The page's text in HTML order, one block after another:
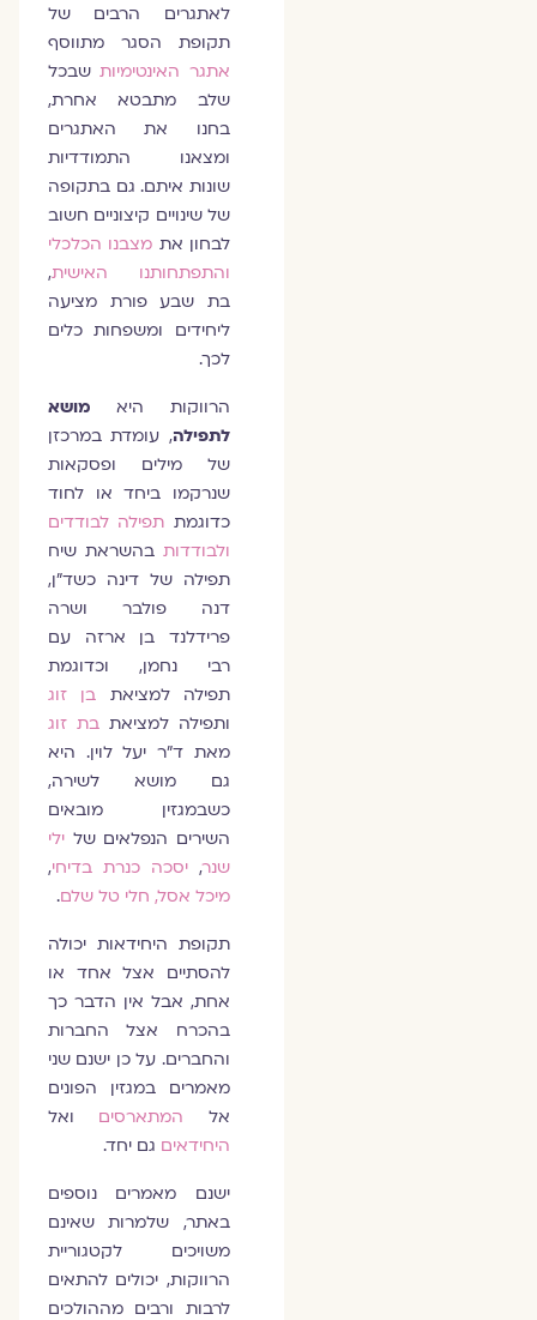
לאתגרים הרבים של
תקופת הסגר מתווסף
אתגר האינטימיותשבכל
שלב מתבטא אחרת,
בחנו את האתגרים
ומצאנו התמודדיות
שונות איתם. גם בתקופה
של שינויים קיצוניים חשוב
לבחון אתמצבנו הכלכלי
והתפתחותנו האישית,
בת שבע פורת מציעה
ליחידים ומשפחות כלים
לכך.
הרווקות היא
מושא
לתפילה, עומדת במרכזן
של מילים ופסקאות
שנרקמו ביחד או לחוד
כדוגמתתפילה לבודדים
ולבודדותבהשראת שיח
תפילה של דינה כשד"ן,
דנה פולבר ושרה
פרידלנד בן ארזה עם
רבי נחמן, וכדוגמת
תפילה למציאת בן זוג
ותפילה למציאתבת זוג
מאת ד"ר יעל לוין. היא
גם מושא לשירה,
כשבמגזין מובאים
השירים הנפלאים שלילי
שנר,יסכה כנרת בדיחי,
מיכל אסל, חלי טל שלם.
תקופת היחידאות יכולה
להסתיים אצל אחד או
אחת, אבל אין הדבר כך
בהכרח אצל החברות
והחברים. על כן ישנם שני
מאמרים במגזין הפונים
אל
המתארסיםואל
היחידאיםגם יחד.
ישנם מאמרים נוספים
באתר, שלמרות שאינם
משויכים לקטגוריית
הרווקות, יכולים להתאים
לרבות ורבים מההולכים